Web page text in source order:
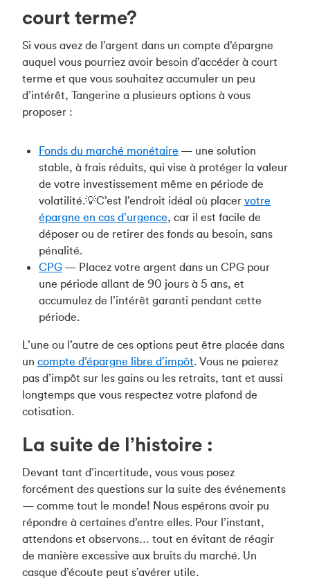
court terme?
Si vous avez de l’argent dans un compte d’épargne
auquel vous pourriez avoir besoin d’accéder à court
terme et que vous souhaitez accumuler un peu
d’intérêt, Tangerine a plusieurs options à vous
proposer :
Fonds du marché monétaire — une solution
stable, à frais réduits, qui vise à protéger la valeur
de votre investissement même en période de
volatilité.💡C’est l’endroit idéal où placer votre
épargne en cas d’urgence, car il est facile de
déposer ou de retirer des fonds au besoin, sans
pénalité.
CPG — Placez votre argent dans un CPG pour
une période allant de 90 jours à 5 ans, et
accumulez de l’intérêt garanti pendant cette
période.
L’une ou l’autre de ces options peut être placée dans
un compte d’épargne libre d’impôt. Vous ne paierez
pas d’impôt sur les gains ou les retraits, tant et aussi
longtemps que vous respectez votre plafond de
cotisation.
La suite de l’histoire :
Devant tant d’incertitude, vous vous posez
forcément des questions sur la suite des événements
— comme tout le monde! Nous espérons avoir pu
répondre à certaines d’entre elles. Pour l’instant,
attendons et observons… tout en évitant de réagir
de manière excessive aux bruits du marché. Un
casque d’écoute peut s’avérer utile.